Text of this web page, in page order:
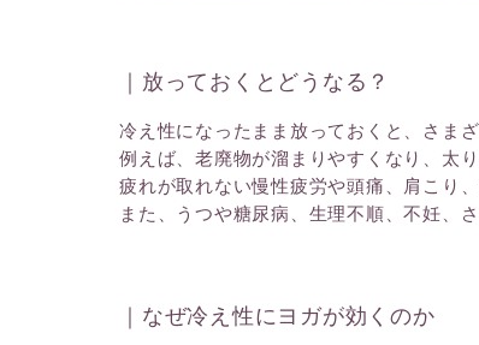
｜放っておくとどうなる？
冷え性になったまま放っておくと、さま
例えば、老廃物が溜まりやすくなり、太り
疲れが取れない慢性疲労や頭痛、肩こり
また、うつや糖尿病、生理不順、不妊、
｜なぜ冷え性にヨガが効くのか